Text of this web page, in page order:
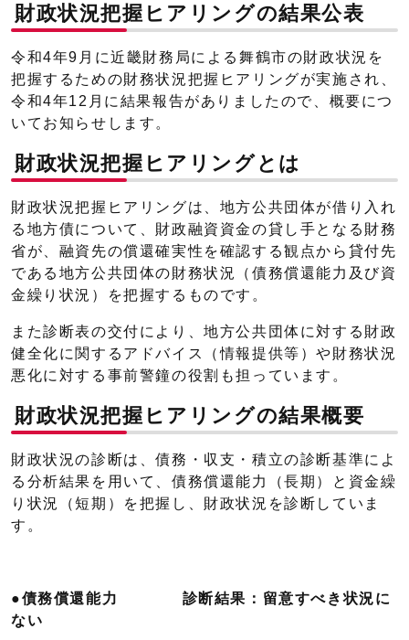
財政状況把握ヒアリングの結果公表
令和4年9月に近畿財務局による舞鶴市の財政状況を
把握するための財務状況把握ヒアリングが実施され、
令和4年12月に結果報告がありましたので、概要につ
いてお知らせします。
財政状況把握ヒアリングとは
財政状況把握ヒアリングは、地方公共団体が借り入れ
る地方債について、財政融資資金の貸し手となる財務
省が、融資先の償還確実性を確認する観点から貸付先
である地方公共団体の財務状況（債務償還能力及び資
金繰り状況）を把握するものです。
また診断表の交付により、地方公共団体に対する財政
健全化に関するアドバイス（情報提供等）や財務状況
悪化に対する事前警鐘の役割も担っています。
財政状況把握ヒアリングの結果概要
財政状況の診断は、債務・収支・積立の診断基準によ
る分析結果を用いて、債務償還能力（長期）と資金繰
り状況（短期）を把握し、財政状況を診断していま
す。
●債務償還能力 診断結果：留意すべき状況に
ない